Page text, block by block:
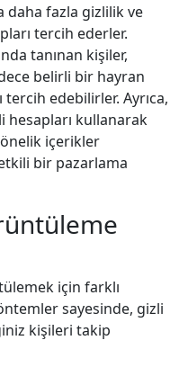
daha fazla gizlilik ve
tercih ederler.
tanınan kişiler,
belirli bir hayran
edebilirler. Ayrıca,
hesapları kullanarak
içerikler
bir pazarlama
için farklı
sayesinde, gizli
kişileri takip